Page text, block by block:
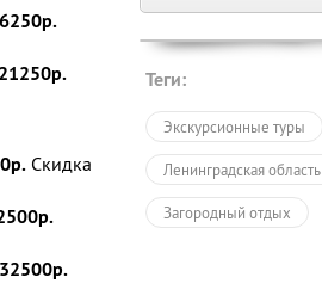
Скидка
Теги:
Экскурсионные туры
Ленинградская область
Загородный отдых